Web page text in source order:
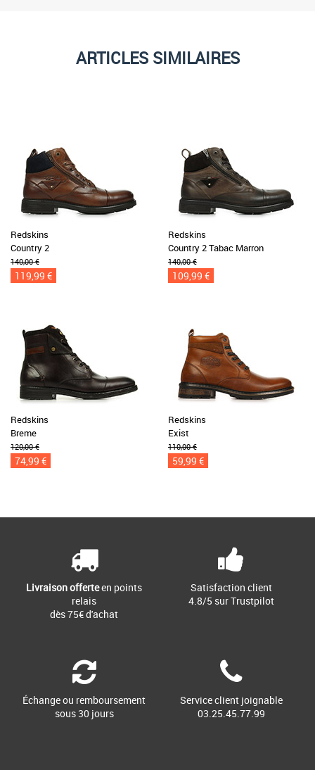
ARTICLES SIMILAIRES
Redskins
Country 2
140,00 €
119,99 €
Redskins
Country 2 Tabac Marron
140,00 €
109,99 €
Redskins
Breme
120,00 €
74,99 €
Redskins
Exist
110,00 €
59,99 €
Livraison offerteen points
relais
dès 75€ d'achat
Satisfaction client
4.8/5 sur Trustpilot
Échange ou remboursement
sous 30 jours
Service client joignable
03.25.45.77.99